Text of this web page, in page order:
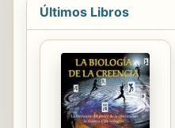
Últimos Libros